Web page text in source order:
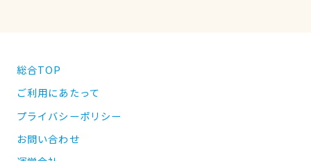
総合TOP
ご利用にあたって
プライバシーポリシー
お問い合わせ